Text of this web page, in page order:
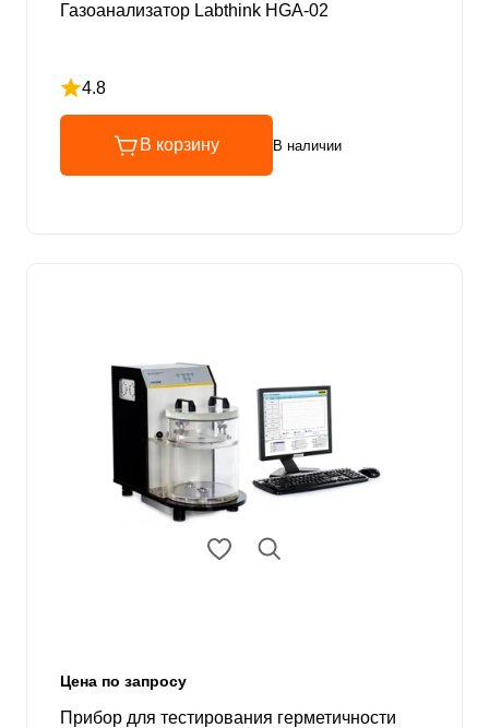
Газоанализатор Labthink HGA-02
4.8
Рейтинг 4.8 из 5
В корзину В наличии
Цена по запросу
Прибор для тестирования герметичности